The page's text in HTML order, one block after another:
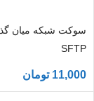
SFTP
11,000 تومان